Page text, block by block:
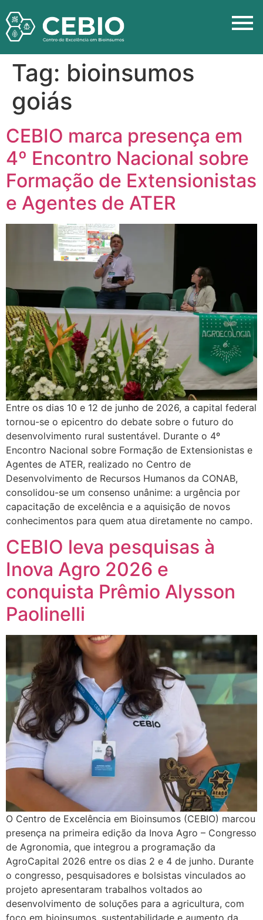
Tag: bioinsumos
goiás
CEBIO marca presença em
4º Encontro Nacional sobre
Formação de Extensionistas
e Agentes de ATER
Entre os dias 10 e 12 de junho de 2026, a capital federal
tornou-se o epicentro do debate sobre o futuro do
desenvolvimento rural sustentável. Durante o 4º
Encontro Nacional sobre Formação de Extensionistas e
Agentes de ATER, realizado no Centro de
Desenvolvimento de Recursos Humanos da CONAB,
consolidou-se um consenso unânime: a urgência por
capacitação de excelência e a aquisição de novos
conhecimentos para quem atua diretamente no campo.
CEBIO leva pesquisas à
Inova Agro 2026 e
conquista Prêmio Alysson
Paolinelli
O Centro de Excelência em Bioinsumos (CEBIO) marcou
presença na primeira edição da Inova Agro – Congresso
de Agronomia, que integrou a programação da
AgroCapital 2026 entre os dias 2 e 4 de junho. Durante
o congresso, pesquisadores e bolsistas vinculados ao
projeto apresentaram trabalhos voltados ao
desenvolvimento de soluções para a agricultura, com